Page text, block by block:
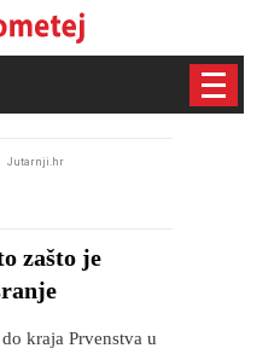
Jutarnji.hr
zašto je
kraja Prvenstva u